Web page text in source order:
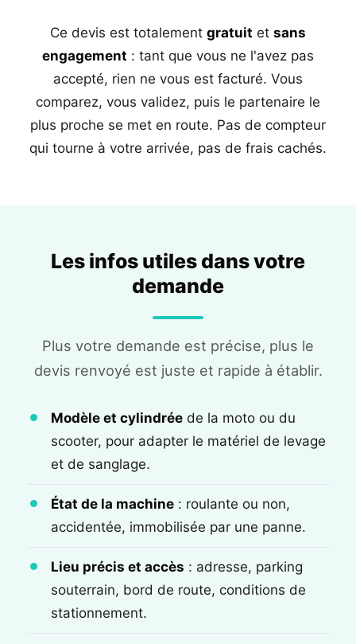
Ce devis est totalement gratuit et sans
engagement : tant que vous ne l'avez pas
accepté, rien ne vous est facturé. Vous
comparez, vous validez, puis le partenaire le
plus proche se met en route. Pas de compteur
qui tourne à votre arrivée, pas de frais cachés.
Les infos utiles dans votre
demande
Plus votre demande est précise, plus le
devis renvoyé est juste et rapide à établir.
Modèle et cylindrée de la moto ou du
scooter, pour adapter le matériel de levage
et de sanglage.
État de la machine : roulante ou non,
accidentée, immobilisée par une panne.
Lieu précis et accès : adresse, parking
souterrain, bord de route, conditions de
stationnement.